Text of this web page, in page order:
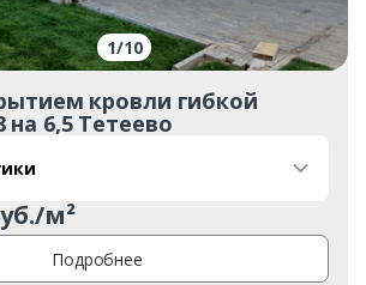
1/10
кровли гибкой
на 6,5 Тетеево
м²
Подробнее